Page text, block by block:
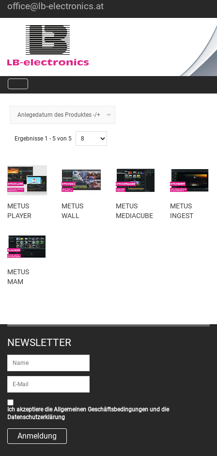
office@lb-electronics.at
Anlegedatum des Produktes -/+
Ergebnisse 1 - 5 von 5
METUS
PLAYER
METUS
WALL
METUS
MEDIACUBE
METUS
INGEST
METUS
MAM
NEWSLETTER
Ich akzeptiere dieAllgemeinen Geschäftsbedingungen und die
Datenschutzerklärung